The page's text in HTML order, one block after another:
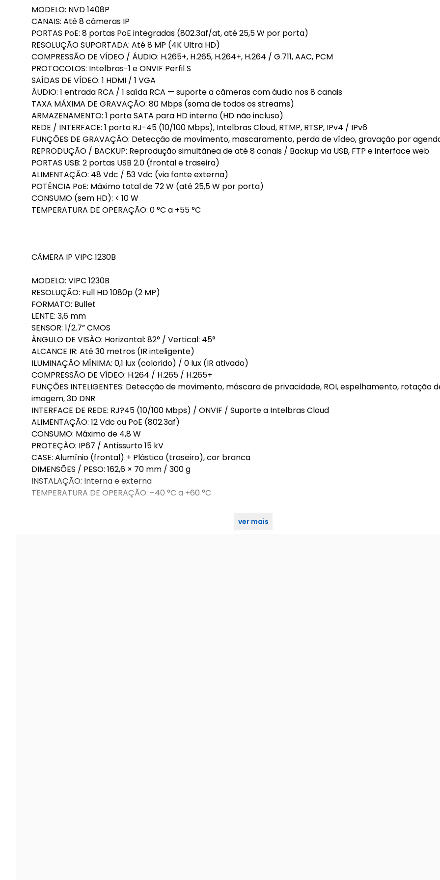
MODELO: NVD 1408P
CANAIS: Até 8 câmeras IP
PORTAS PoE: 8 portas PoE integradas (802.3af/at, até 25,5 W por porta)
RESOLUÇÃO SUPORTADA: Até 8 MP (4K Ultra HD)
COMPRESSÃO DE VÍDEO / ÁUDIO: H.265+, H.265, H.264+, H.264 / G.711, AAC, PCM
PROTOCOLOS: Intelbras-1 e ONVIF Perfil S
SAÍDAS DE VÍDEO: 1 HDMI / 1 VGA
ÁUDIO: 1 entrada RCA / 1 saída RCA — suporte a câmeras com áudio nos 8 canais
TAXA MÁXIMA DE GRAVAÇÃO: 80 Mbps (soma de todos os streams)
ARMAZENAMENTO: 1 porta SATA para HD interno (HD não incluso)
REDE / INTERFACE: 1 porta RJ-45 (10/100 Mbps), Intelbras Cloud, RTMP, RTSP, IPv4 / IPv6
FUNÇÕES DE GRAVAÇÃO: Detecção de movimento, mascaramento, perda de vídeo, gravação por
REPRODUÇÃO / BACKUP: Reprodução simultânea de até 8 canais / Backup via USB, FTP e interface web
PORTAS USB: 2 portas USB 2.0 (frontal e traseira)
ALIMENTAÇÃO: 48 Vdc / 53 Vdc (via fonte externa)
POTÊNCIA PoE: Máximo total de 72 W (até 25,5 W por porta)
CONSUMO (sem HD): < 10 W
TEMPERATURA DE OPERAÇÃO: 0 °C a +55 °C
CÂMERA IP VIPC 1230B
MODELO: VIPC 1230B
RESOLUÇÃO: Full HD 1080p (2 MP)
FORMATO: Bullet
LENTE: 3,6 mm
SENSOR: 1/2.7” CMOS
ÂNGULO DE VISÃO: Horizontal: 82° / Vertical: 45°
ALCANCE IR: Até 30 metros (IR inteligente)
ILUMINAÇÃO MÍNIMA: 0,1 lux (colorido) / 0 lux (IR ativado)
COMPRESSÃO DE VÍDEO: H.264 / H.265 / H.265+
FUNÇÕES INTELIGENTES: Detecção de movimento, máscara de privacidade, ROI, espelhamento, rotação
imagem, 3D DNR
INTERFACE DE REDE: RJ?45 (10/100 Mbps) / ONVIF / Suporte a Intelbras Cloud
ALIMENTAÇÃO: 12 Vdc ou PoE (802.3af)
CONSUMO: Máximo de 4,8 W
PROTEÇÃO: IP67 / Antissurto 15 kV
CASE: Alumínio (frontal) + Plástico (traseiro), cor branca
DIMENSÕES / PESO: 162,6 × 70 mm / 300 g
INSTALAÇÃO: Interna e externa
TEMPERATURA DE OPERAÇÃO: –40 °C a +60 °C
ver mais